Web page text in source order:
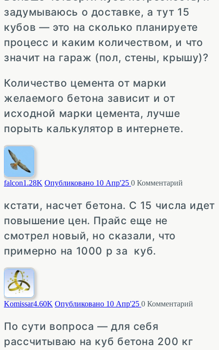
задумываюсь о доставке, а тут 15
кубов — это на сколько планируете
процесс и каким количеством, и что
значит на гараж (пол, стены, крышу)?
Количество цемента от марки
желаемого бетона зависит и от
исходной марки цемента, лучше
порыть калькулятор в интернете.
falcon1.28K Опубликовано 10 Апр'25 0 Комментарий
кстати, насчет бетона. С 15 числа идет
повышение цен. Прайс еще не
смотрел новый, но сказали, что
примерно на 1000 р за куб.
Komissar4.60K Опубликовано 10 Апр'25 0 Комментарий
По сути вопроса — для себя
рассчитываю на куб бетона 200 кг